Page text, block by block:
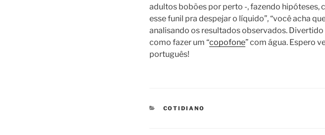
adultos bobões por perto -, fazendo hipóteses,
esse funil pra despejar o líquido”, “você acha
analisando os resultados observados.
como fazer um “copofone” com água. Espero
português!
CATEGORIES
COTIDIANO